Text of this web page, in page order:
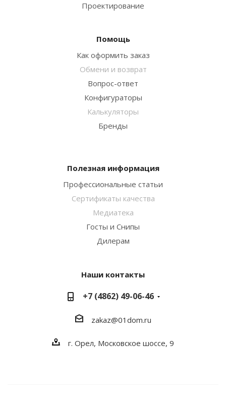
Проектирование
Помощь
Как оформить заказ
Обмени и возврат
Вопрос-ответ
Конфигураторы
Калькуляторы
Бренды
Полезная информация
Профессиональные статьи
Сертификаты качества
Медиатека
Госты и Снипы
Дилерам
Наши контакты
+7 (4862) 49-06-46
zakaz@01dom.ru
г. Орел, Московское шоссе, 9